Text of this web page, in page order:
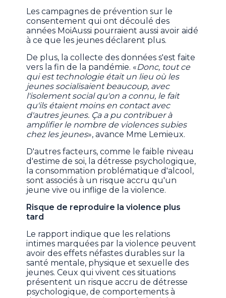
Les campagnes de prévention sur le
consentement qui ont découlé des
années MoiAussi pourraient aussi avoir aidé
à ce que les jeunes déclarent plus.
De plus, la collecte des données s'est faite
vers la fin de la pandémie. «Donc, tout ce
qui est technologie était un lieu où les
jeunes socialisaient beaucoup, avec
l'isolement social qu'on a connu, le fait
qu'ils étaient moins en contact avec
d'autres jeunes. Ça a pu contribuer à
amplifier le nombre de violences subies
chez les jeunes», avance Mme Lemieux.
D'autres facteurs, comme le faible niveau
d'estime de soi, la détresse psychologique,
la consommation problématique d'alcool,
sont associés à un risque accru qu'un
jeune vive ou inflige de la violence.
Risque de reproduire la violence plus
tard
Le rapport indique que les relations
intimes marquées par la violence peuvent
avoir des effets néfastes durables sur la
santé mentale, physique et sexuelle des
jeunes. Ceux qui vivent ces situations
présentent un risque accru de détresse
psychologique, de comportements à